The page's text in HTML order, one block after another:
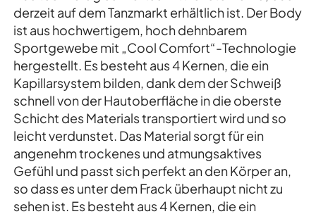
derzeit auf dem Tanzmarkt erhältlich ist. Der Body
ist aus hochwertigem, hoch dehnbarem
Sportgewebe mit „Cool Comfort“-Technologie
hergestellt. Es besteht aus 4 Kernen, die ein
Kapillarsystem bilden, dank dem der Schweiß
schnell von der Hautoberfläche in die oberste
Schicht des Materials transportiert wird und so
leicht verdunstet. Das Material sorgt für ein
angenehm trockenes und atmungsaktives
Gefühl und passt sich perfekt an den Körper an,
so dass es unter dem Frack überhaupt nicht zu
sehen ist. Es besteht aus 4 Kernen, die ein